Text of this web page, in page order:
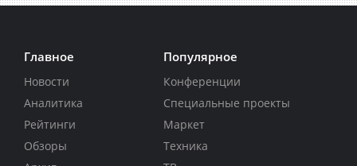
Главное
Новости
Аналитика
Рейтинги
Обзоры
Популярное
Конференции
Специальные проекты
Маркет
Техника